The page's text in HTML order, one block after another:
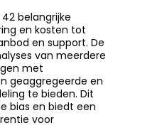
belangrijke
en kosten tot
en support. De
van meerdere
met
geaggregeerde en
te bieden. Dit
bias en biedt een
voor